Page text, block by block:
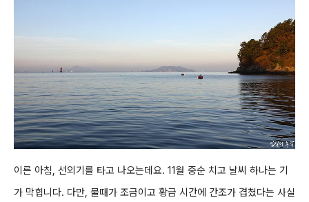
이른 아침, 선외기를 타고 나오는데요. 11월 중순 치고 날씨 하나는 기
가 막힙니다. 다만, 물때가 조금이고 황금 시간에 간조가 겹쳤다는 사실